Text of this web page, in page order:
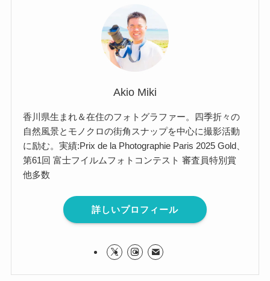
Akio Miki
香川県生まれ＆在住のフォトグラファー。四季折々の
自然風景とモノクロの街角スナップを中心に撮影活動
に励む。実績:Prix de la Photographie Paris 2025 Gold、
第61回 富士フイルムフォトコンテスト 審査員特別賞
他多数
詳しいプロフィール